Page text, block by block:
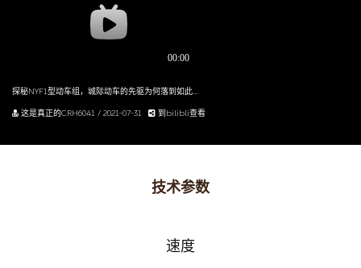
探秘NYF1型动车组，城际动车的先驱为何落到如此下场？
到bilibli查看
这是真正的CRH6041 / 2021-07-31
技术参数
速度